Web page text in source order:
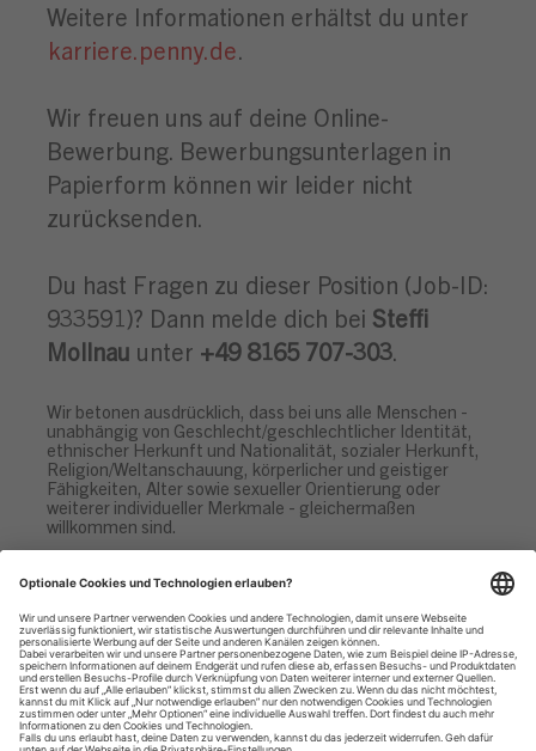
Weitere Informationen erhältst du unter
karriere.penny.de.
Wir freuen uns auf deine Online-
Bewerbung. Bewerbungsunterlagen in
Papierform können wir leider nicht
zurücksenden.
Du hast Fragen zu dieser Position (Job-ID:
933591)? Dann melde dich bei Steffi
Mollnau unter +49 8165 707-303.
Wir betonen ausdrücklich, dass bei uns alle Menschen -
unabhängig von Geschlecht/geschlechtlicher Identität,
ethnischer Herkunft und Nationalität, sozialer Herkunft,
Religion/Weltanschauung, körperlicher und geistiger
Fähigkeiten, Alter sowie sexueller Orientierung oder
weiterer individueller Merkmale - gleichermaßen
willkommen sind.
Datenschutzhinweise
Impressum